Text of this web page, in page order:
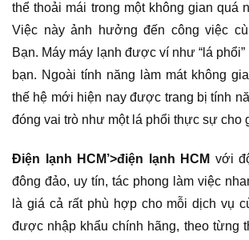
thể thoải mái trong một không gian quá
Việc này ảnh hưởng đến công việc
Bạn. Máy máy lạnh được ví như “lá
bạn. Ngoài tính năng làm mát không
thế hệ mới hiện nay được trang bị tính
đóng vai trò như một lá phổi thực sự cho
Điện lạnh HCM’>điện lạnh HCM với
đông đảo, uy tín, tác phong làm việc
là giá cả rất phù hợp cho mỗi dịch vụ
được nhập khẩu chính hãng, theo từng